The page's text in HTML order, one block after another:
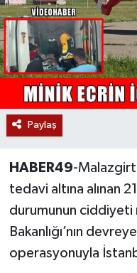
Paylaş
HABER49-
tedavi altına alınan
durumunun ciddiyeti
Bakanlığı’nın
operasyonuyla
Kültür Sanat
Muş
Hasköy
Korkut
Bulanık
Varto